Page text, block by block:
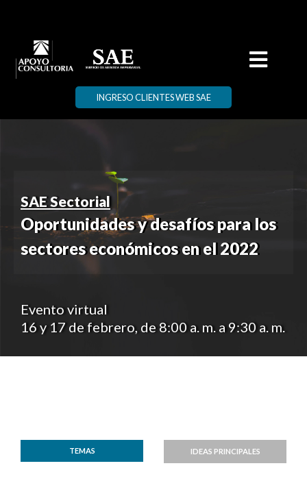
INGRESO CLIENTES WEB SAE
SAE Sectorial
Oportunidades y desafíos para los
sectores económicos en el 2022
Evento virtual
16 y 17 de febrero, de 8:00 a. m. a 9:30 a. m.
TEMAS IDEAS PRINCIPALES